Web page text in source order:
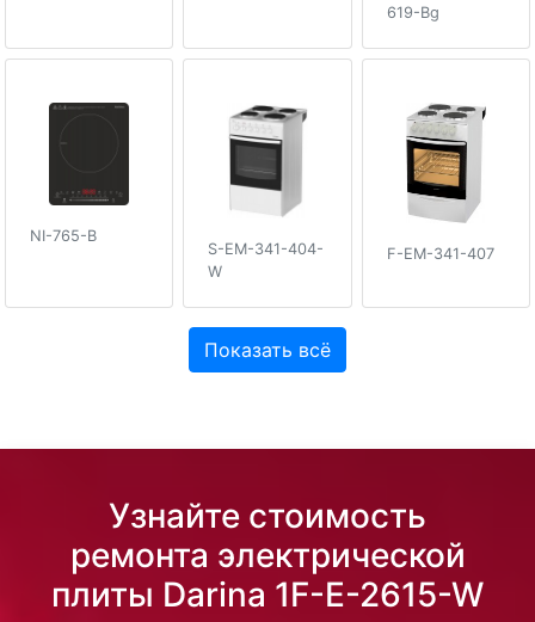
619-Bg
NI-765-B
S-EM-341-404-
W
F-EM-341-407
Показать всё
Узнайте стоимость
ремонта электрической
плиты Darina 1F-E-2615-W